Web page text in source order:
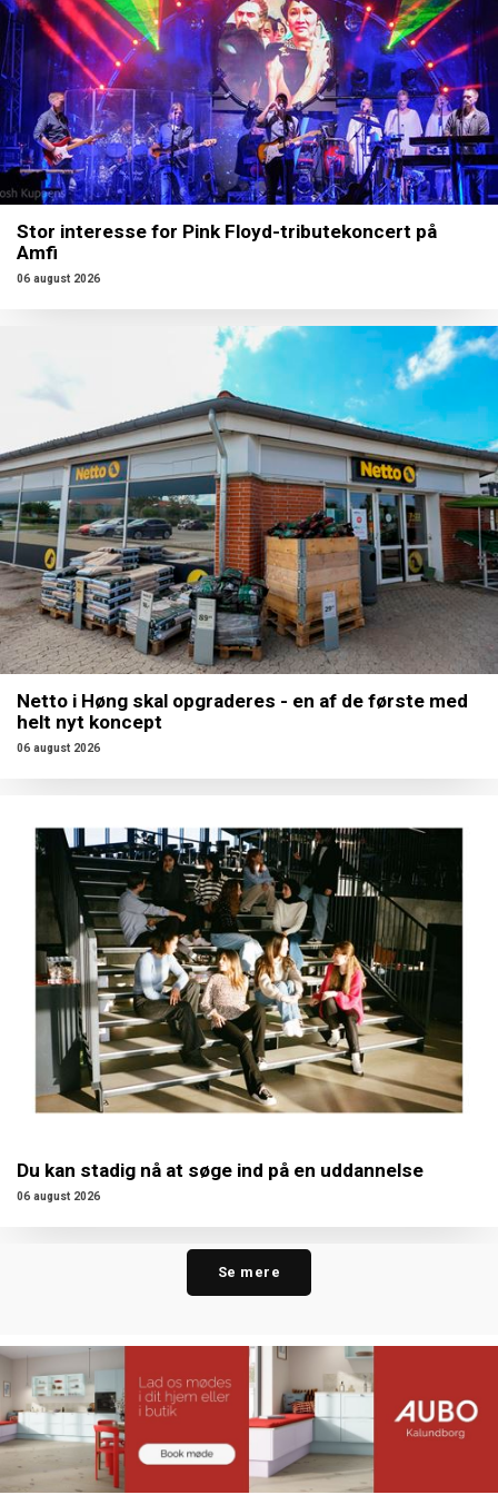
Stor interesse for Pink Floyd-tributekoncert på
Amfi
06 august 2026
Netto i Høng skal opgraderes - en af de første med
helt nyt koncept
06 august 2026
Du kan stadig nå at søge ind på en uddannelse
06 august 2026
Se mere